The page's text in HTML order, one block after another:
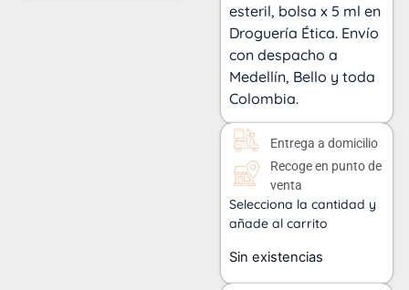
esteril, bolsa x 5 ml en
Droguería Ética. Envío
con despacho a
Medellín, Bello y toda
Colombia.
Entrega a domicilio
Recoge en punto de
venta
Selecciona la cantidad y
añade al carrito
Sin existencias